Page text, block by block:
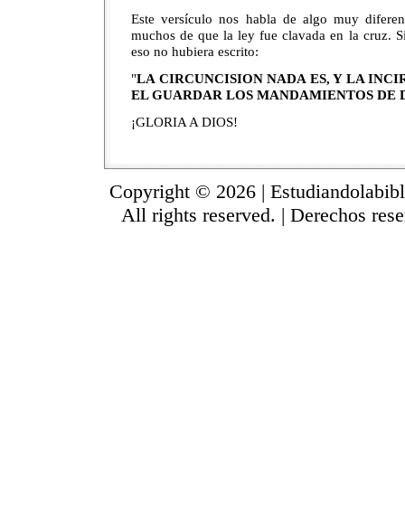
Este versículo nos habla de algo muy
muchos de que la ley fue clavada en la cruz.
eso no hubiera escrito:
"LA CIRCUNCISION NADA ES, Y LA
EL GUARDAR LOS MANDAMIENTOS DE
¡GLORIA A DIOS!
Copyright © 2026 |
All rights reserved. | Derechos